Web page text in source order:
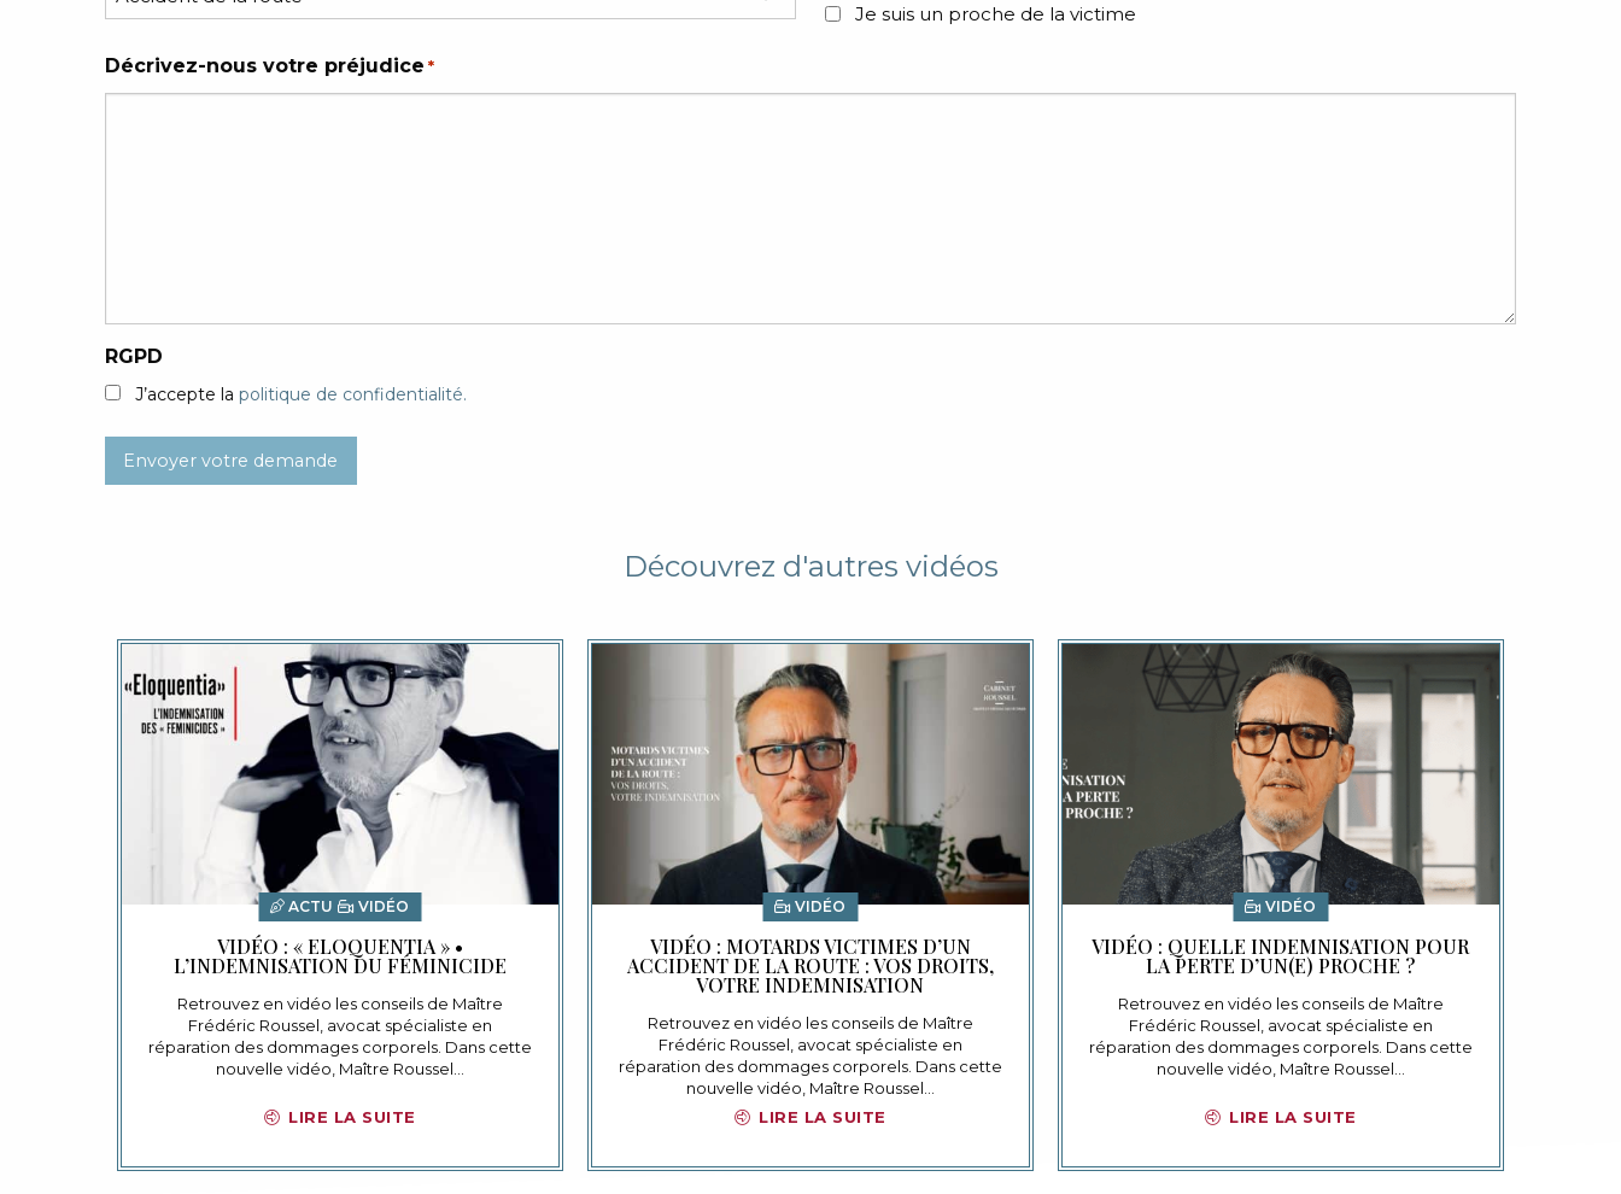
Je suis un proche de la victime
Décrivez-nous votre préjudice *
RGPD
J’accepte la politique de confidentialité.
Découvrez d'autres vidéos
ACTU VIDÉO
VIDÉO : « ELOQUENTIA » •
L’INDEMNISATION DU FÉMINICIDE
Retrouvez en vidéo les conseils de Maître
Frédéric Roussel, avocat spécialiste en
réparation des dommages corporels. Dans cette
nouvelle vidéo, Maître Roussel…
LIRE LA SUITE
VIDÉO
VIDÉO : MOTARDS VICTIMES D’UN
ACCIDENT DE LA ROUTE : VOS DROITS,
VOTRE INDEMNISATION
Retrouvez en vidéo les conseils de Maître
Frédéric Roussel, avocat spécialiste en
réparation des dommages corporels. Dans cette
nouvelle vidéo, Maître Roussel…
LIRE LA SUITE
VIDÉO
VIDÉO : QUELLE INDEMNISATION POUR
LA PERTE D’UN(E) PROCHE ?
Retrouvez en vidéo les conseils de Maître
Frédéric Roussel, avocat spécialiste en
réparation des dommages corporels. Dans cette
nouvelle vidéo, Maître Roussel…
LIRE LA SUITE